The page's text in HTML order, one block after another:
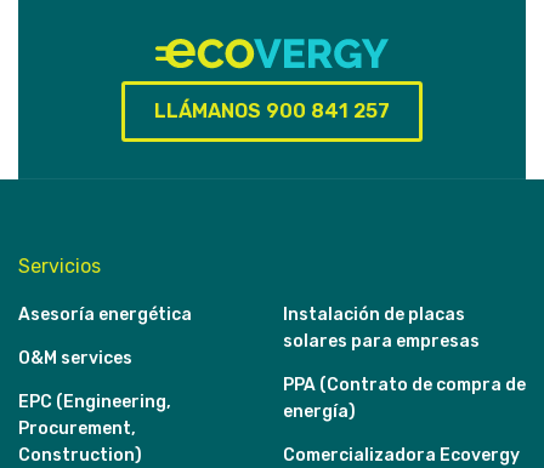
LLÁMANOS 900 841 257
Servicios
Asesoría energética
O&M services
EPC (Engineering,
Procurement,
Construction)
Instalación de placas
solares para empresas
PPA (Contrato de compra de
energía)
Comercializadora Ecovergy